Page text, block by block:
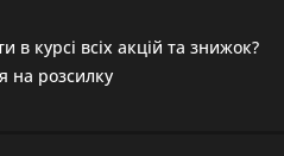
в курсі всіх акцій та знижок?
на розсилку